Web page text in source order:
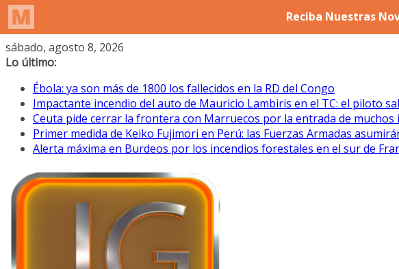
Saltar
al
sábado, agosto 8, 2026
Lo último:
Ébola: ya son más de 1800 los fallecidos en la RD del Congo
Impactante incendio del auto de Mauricio Lambiris en el TC: el piloto
Ceuta pide cerrar la frontera con Marruecos por la entrada de muchos
Primer medida de Keiko Fujimori en Perú: las Fuerzas Armadas
Alerta máxima en Burdeos por los incendios forestales en el sur de